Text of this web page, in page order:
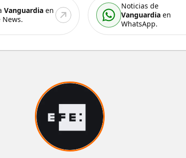
Vanguardiaen
News.
Noticias de
Vanguardia en
WhatsApp.